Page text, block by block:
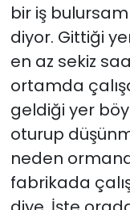
bir iş
diyor. Gittiği
en az sekiz
ortamda
geldiği yer
oturup
neden
fabrikada